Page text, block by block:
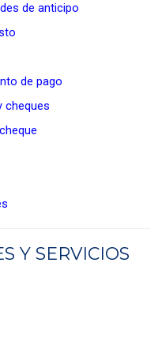
de anticipo
de pago
cheques
Y SERVICIOS